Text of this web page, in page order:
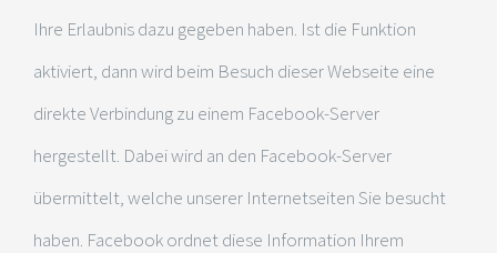
Ihre Erlaubnis dazu gegeben haben. Ist die Funktion
aktiviert, dann wird beim Besuch dieser Webseite eine
direkte Verbindung zu einem Facebook-Server
hergestellt. Dabei wird an den Facebook-Server
übermittelt, welche unserer Internetseiten Sie besucht
haben. Facebook ordnet diese Information Ihrem